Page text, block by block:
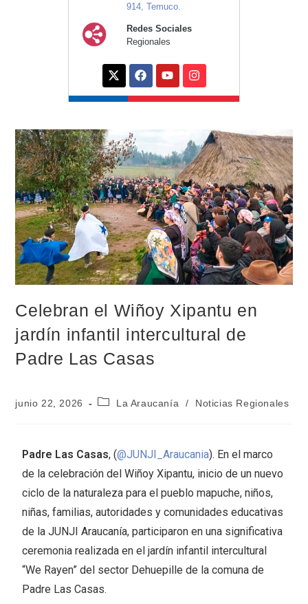
914, Temuco.
Redes Sociales
Regionales
Celebran el Wiñoy Xipantu en
jardín infantil intercultural de
Padre Las Casas
junio 22, 2026 La Araucanía / Noticias Regionales
Padre Las Casas, (@JUNJI_Araucania). En el marco
de la celebración del Wiñoy Xipantu, inicio de un nuevo
ciclo de la naturaleza para el pueblo mapuche, niños,
niñas, familias, autoridades y comunidades educativas
de la JUNJI Araucanía, participaron en una significativa
ceremonia realizada en el jardín infantil intercultural
“We Rayen” del sector Dehuepille de la comuna de
Padre Las Casas.